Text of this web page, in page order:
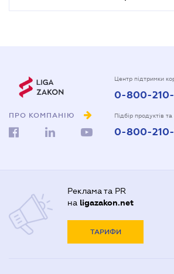
ПРО КОМПАНІЮ
Центр підтримки
0-800-210-
Підбір продуктів
0-800-210-
Реклама та PR
на ligazakon.net
ТАРИФИ